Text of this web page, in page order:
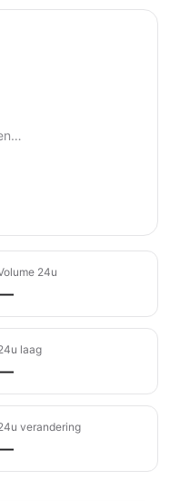
24u
laag
verandering